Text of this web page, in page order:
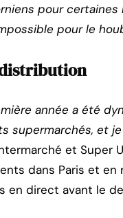
pour
pour le
distribution
année a été
supermarchés, et
et Super
dans Paris et
en direct avant le